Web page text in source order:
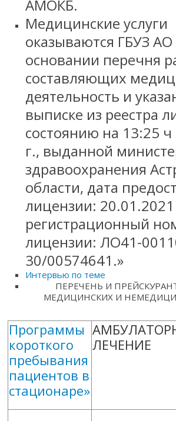
АМОКБ.
Медицинские услуги
оказываются ГБУЗ
основании перечня
составляющих
деятельность и
выписке из реестра
состоянию на 13:25
г., выданной
здравоохранения
области, дата
лицензии: 20.01.2021
регистрационный
лицензии: ЛО41-
30/00574641.»
Интервью по теме
ПЕРЕЧЕНЬ И
МЕДИЦИНСКИХ И
Программы
короткого
пребывания
пациентов в
стационаре»
ЛЕЧЕНИЕ